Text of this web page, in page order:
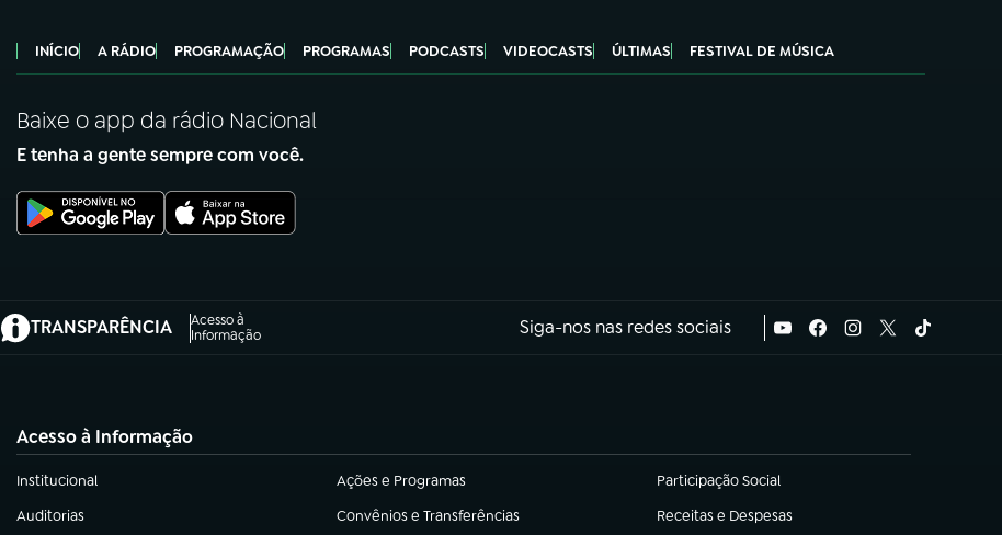
INÍCIO A RÁDIO PROGRAMAÇÃO PROGRAMAS PODCASTS VIDEOCASTS ÚLTIMAS FESTIVAL DE MÚSICA
Baixe o app da rádio Nacional
E tenha a gente sempre com você.
TRANSPARÊNCIA
Acesso à
Informação
(abre em nova aba) Siga-nos nas redes sociais
Acesso à Informação
Institucional
(abre em nova aba) Ações e Programas
(abre em nova aba) Participação Social
(abre em nova aba)
Auditorias
(abre em nova aba) Convênios e Transferências
(abre em nova aba) Receitas e Despesas
(abre em nova aba)